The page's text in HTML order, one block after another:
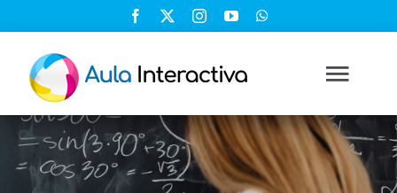
contenido
Ingresar